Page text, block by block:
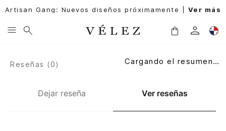
Artisan Gang: Nuevos diseños próximamente | Ver más
Dejar reseña Ver reseñas
Reseñas (0) Cargando el resumen…